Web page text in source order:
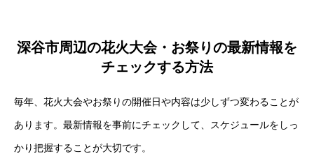
深谷市周辺の花火大会・お祭りの最新情報を
チェックする方法
毎年、花火大会やお祭りの開催日や内容は少しずつ変わることが
あります。最新情報を事前にチェックして、スケジュールをしっ
かり把握することが大切です。